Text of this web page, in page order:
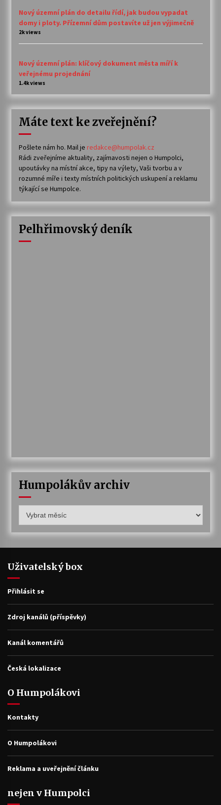
Nový územní plán do detailu řídí, jak budou vypadat
domy i ploty. Přízemní dům postavíte už jen výjimečně
2k views
Nový územní plán: klíčový dokument města míří k
veřejnému projednání
1.4k views
Máte text ke zveřejnění?
Pošlete nám ho. Mail je redakce@humpolak.cz
Rádi zveřejníme aktuality, zajímavosti nejen o Humpolci,
upoutávky na místní akce, tipy na výlety, Vaši tvorbu a v
rozumné míře i texty místních politických uskupení a reklamu
týkající se Humpolce.
Pelhřimovský deník
Humpolákův archiv
archiv
Uživatelský box
Přihlásit se
Zdroj kanálů (příspěvky)
Kanál komentářů
Česká lokalizace
O Humpolákovi
Kontakty
O Humpolákovi
Reklama a uveřejnění článku
nejen v Humpolci